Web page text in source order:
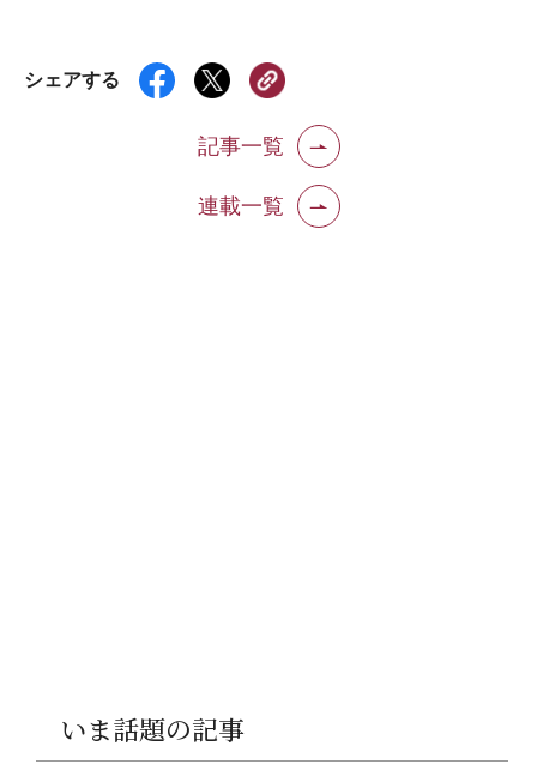
シェアする
記事一覧
連載一覧
いま話題の記事